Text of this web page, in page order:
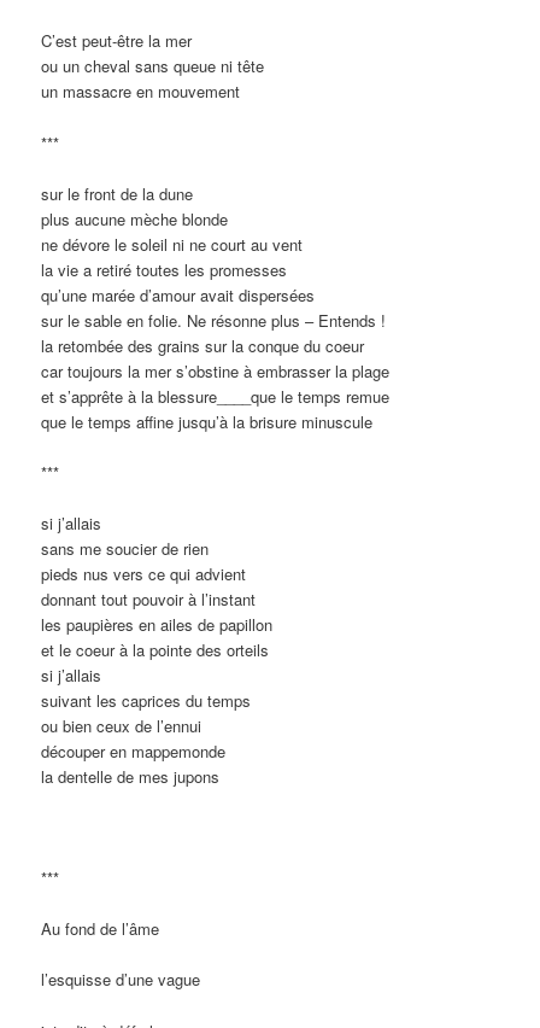
C’est peut-être la mer
ou un cheval sans queue ni tête
un massacre en mouvement
***
sur le front de la dune
plus aucune mèche blonde
ne dévore le soleil ni ne court au vent
la vie a retiré toutes les promesses
qu’une marée d’amour avait dispersées
sur le sable en folie. Ne résonne plus – Entends !
la retombée des grains sur la conque du coeur
car toujours la mer s’obstine à embrasser la plage
et s’apprête à la blessure____que le temps remue
que le temps affine jusqu’à la brisure minuscule
***
si j’allais
sans me soucier de rien
pieds nus vers ce qui advient
donnant tout pouvoir à l’instant
les paupières en ailes de papillon
et le coeur à la pointe des orteils
si j’allais
suivant les caprices du temps
ou bien ceux de l’ennui
découper en mappemonde
la dentelle de mes jupons
***
Au fond de l’âme
l’esquisse d’une vague